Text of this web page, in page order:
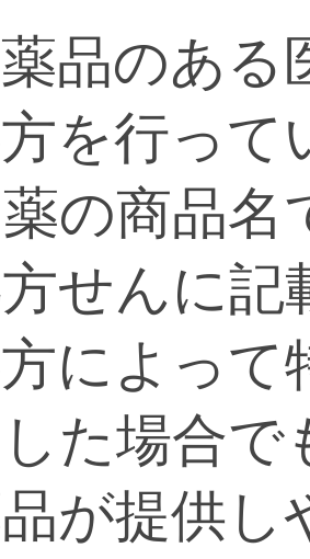
品のある
を行って
の商品
せんに記
によって
た場合で
が提供し